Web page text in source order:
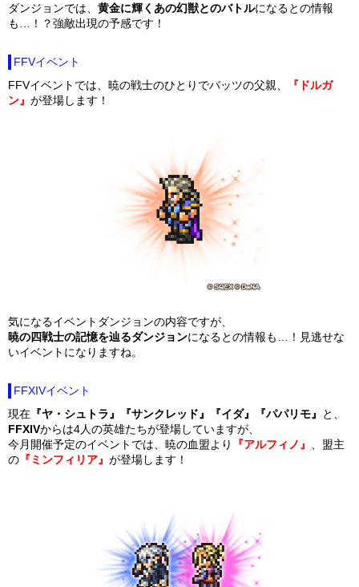
ダンジョンでは、 黄金に輝くあの幻獣とのバトルになるとの情報
も…！？強敵出現の予感です！
FFVイベント
FFVイベントでは、暁の戦士のひとりでバッツの父親、
『ドルガ
ン』 が登場します！
気になるイベントダンジョンの内容ですが、
暁の四戦士の記憶を辿るダンジョンになるとの情報も…！見逃せな
いイベントになりますね。
FFXIVイベント
現在 『ヤ・シュトラ』『サンクレッド』『イダ』『パパリモ』
と、
FFXIVからは4人の英雄たちが登場していますが、
今月開催予定のイベントでは、暁の血盟より
『アルフィノ』 、盟主
の 『ミンフィリア』 が登場します！